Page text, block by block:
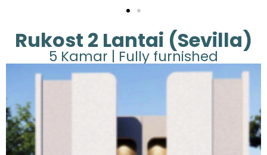
Rukost 2 Lantai (Sevilla)
5 Kamar | Fully furnished